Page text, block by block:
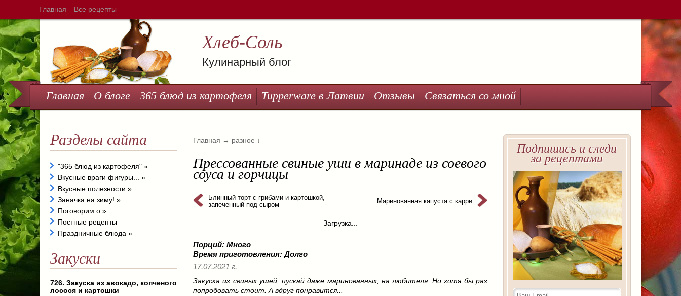
Главная Все рецепты
Хлеб-Соль
Кулинарный блог
Главная О блоге 365 блюд из картофеля Tupperware в Латвии Отзывы Связаться со мной
Главная → разное ↓
Прессованные свиные уши в маринаде из соевого
соуса и горчицы
Блинный торт с грибами и картошкой,
запеченный под сыром
Маринованная капуста с карри
Загрузка...
Порций: Много
Время приготовления:Долго
17.07.2021 г.
Закуска из свиных ушей, пускай даже маринованных, на любителя. Но хотя бы раз
попробовать стоит. А вдруг понравится...
Разделы сайта
"365 блюд из картофеля" »
Вкусные враги фигуры... »
Вкусные полезности »
Заначка на зиму! »
Поговорим о »
Постные рецепты
Праздничные блюда »
Закуски
726. Закуска из авокадо, копченого
лосося и картошки
Подпишись и следи
за рецептами